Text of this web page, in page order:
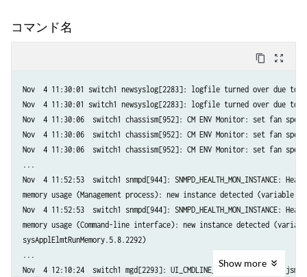
コマンド名
content_copy zoom_out_map
Nov  4 11:30:01 switch1 newsyslog[2283]: logfile turned over due to
Nov  4 11:30:01 switch1 newsyslog[2283]: logfile turned over due to
Nov  4 11:30:06  switch1 chassism[952]: CM ENV Monitor: set fan
Nov  4 11:30:06  switch1 chassism[952]: CM ENV Monitor: set fan
Nov  4 11:30:06  switch1 chassism[952]: CM ENV Monitor: set fan
...
Nov  4 11:52:53  switch1 snmpd[944]: SNMPD_HEALTH_MON_INSTANCE:
memory usage (Management process): new instance detected (variable:
Nov  4 11:52:53  switch1 snmpd[944]: SNMPD_HEALTH_MON_INSTANCE:
memory usage (Command-line interface): new instance detected
sysApplElmtRunMemory.5.8.2292)
...
Nov  4 12:10:24  switch1 mgd[2293]: UI_CMDLINE_READ_LINE: User
Show more